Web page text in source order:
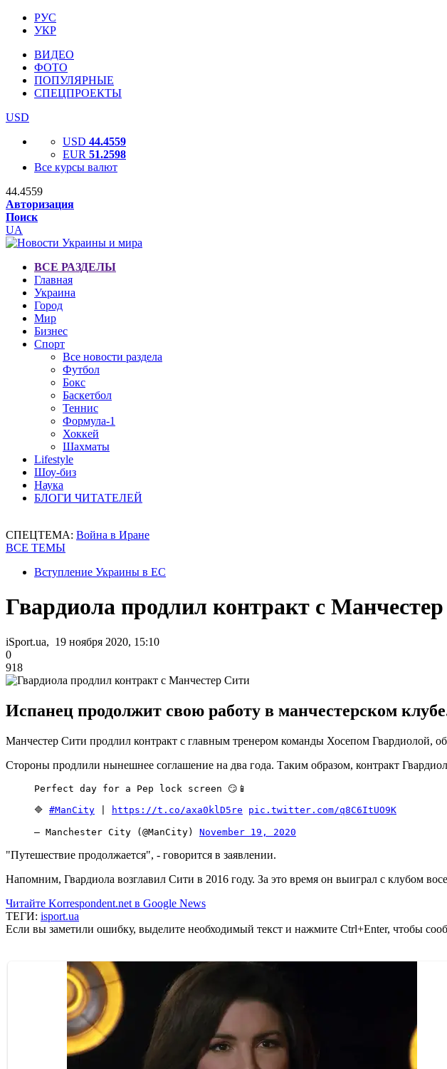
РУС
УКР
ВИДЕО
ФОТО
ПОПУЛЯРНЫЕ
СПЕЦПРОЕКТЫ
USD
USD 44.4559
EUR 51.2598
Все курсы валют
44.4559
Авторизация
Поиск
UA
ВСЕ РАЗДЕЛЫ
Главная
Украина
Город
Мир
Бизнес
Спорт
Все новости раздела
Футбол
Бокс
Баскетбол
Теннис
Формула-1
Хоккей
Шахматы
Lifestyle
Шоу-биз
Наука
БЛОГИ ЧИТАТЕЛЕЙ
СПЕЦТЕМА: Война в Иране
ВСЕ ТЕМЫ
Вступление Украины в ЕС
Гвардиола продлил контракт с
iSport.ua, 19 ноября 2020, 15:10
0
918
Испанец продолжит свою работу в манчестерском
Манчестер Сити продлил контракт с главным тренером команды Хосепом Гвардиолой,
Стороны продлили нынешнее соглашение на два года. Таким образом, контракт
Perfect day for a Pep lock screen 😏📱
🔷 #ManCity https://t.co/axa0klD5re pic.twitter.com/q8C6ItUO9K
— Manchester City (@ManCity) November 19, 2020
"Путешествие продолжается", - говорится в заявлении.
Напомним, Гвардиола возглавил Сити в 2016 году. За это время он выиграл с клубом
Читайте Korrespondent.net в Google News
ТЕГИ: isport.ua
Если вы заметили ошибку, выделите необходимый текст и нажмите Ctrl+Enter, чтобы